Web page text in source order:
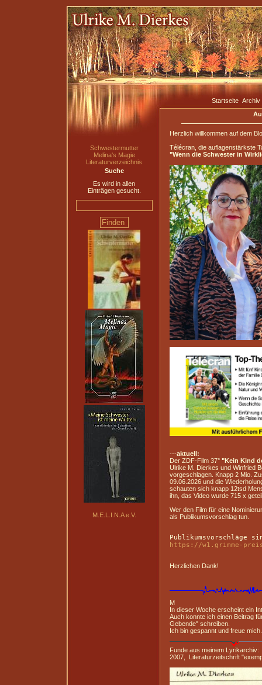
Startseite Archiv
Schwestermutter
Melina's Magie
Literaturverzeichnis
Suche
Es wird in allen
Einträgen gesucht.
M.E.L.I.N.A e.V.
Herzlich willkommen auf dem
Télécran, die auflagenstärkste
"Wenn die Schwester in
---aktuell:
Der ZDF-Film 37° "Kein Kind
Ulrike M. Dierkes und Winfried
vorgeschlagen. Knapp 2 Mio.
09.06.2026 und die
schauten sich knapp 12tsd
ihn, das Video wurde 715 x
Wer den Film für eine
als Publikumsvorschlag tun.
https://w1.grimme-
Herzlichen Dank!
M
In dieser Woche erscheint ein
Auch konnte ich einen Beitrag
Gebende" schreiben.
Ich bin gespannt und freue mich.
Funde aus meinem Lyrikarchiv:
2007, Literaturzeitschrift